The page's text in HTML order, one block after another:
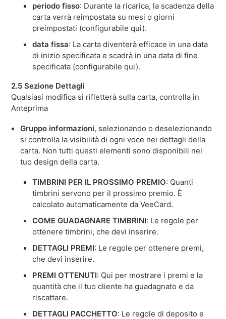
periodo fisso: Durante la ricarica, la scadenza della
carta verrà reimpostata su mesi o giorni
preimpostati (configurabile qui).
data fissa: La carta diventerà efficace in una data
di inizio specificata e scadrà in una data di fine
specificata (configurabile qui).
2.5 Sezione Dettagli
Qualsiasi modifica si rifletterà sulla carta, controlla in
Anteprima
Gruppo informazioni, selezionando o deselezionando
si controlla la visibilità di ogni voce nei dettagli della
carta. Non tutti questi elementi sono disponibili nel
tuo design della carta.
TIMBRINI PER IL PROSSIMO PREMIO: Quanti
timbrini servono per il prossimo premio. È
calcolato automaticamente da VeeCard.
COME GUADAGNARE TIMBRINI: Le regole per
ottenere timbrini, che devi inserire.
DETTAGLI PREMI: Le regole per ottenere premi,
che devi inserire.
PREMI OTTENUTI: Qui per mostrare i premi e la
quantità che il tuo cliente ha guadagnato e da
riscattare.
DETTAGLI PACCHETTO: Le regole di deposito e